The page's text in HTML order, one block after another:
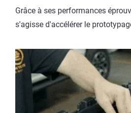
Grâce à ses performances
s'agisse d'accélérer le